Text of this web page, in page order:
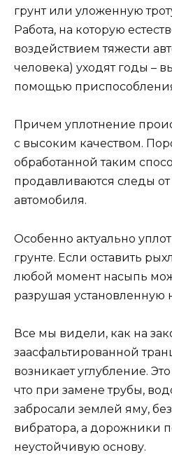
грунт или уложенную
Работа, на которую
воздействием тяжести
человека) уходят годы –
помощью
Причем уплотнение
с высоким качеством.
обработанной таким
продавливаются следы
автомобиля.
Особенно актуально
грунте. Если оставить
любой момент насыпь
разрушая установленную
Все мы видели, как на
заасфальтированной
возникает углубление.
что при замене трубы,
забросали землей яму,
вибратора, а дорожники
неустойчивую основу.